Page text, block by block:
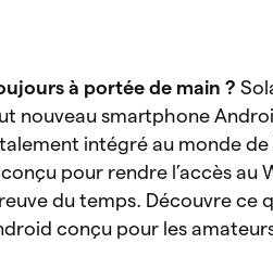
à portée de main ?
nouveau smartphone
intégré au monde de
conçu pour rendre l’accès au
du temps. Découvre ce
conçu pour les